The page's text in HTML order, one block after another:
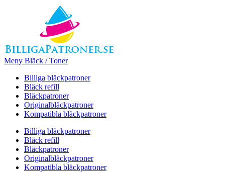
Meny Bläck / Toner
Billiga bläckpatroner
Bläck refill
Bläckpatroner
Originalbläckpatroner
Kompatibla bläckpatroner
Billiga bläckpatroner
Bläck refill
Bläckpatroner
Originalbläckpatroner
Kompatibla bläckpatroner